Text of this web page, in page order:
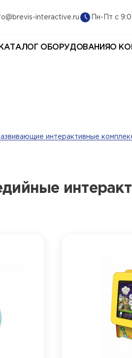
interactive.ru Пн-Пт с
КАТАЛОГ ОБОРУДОВАНИЯ О
интерактивные